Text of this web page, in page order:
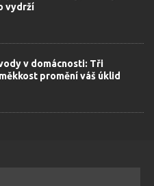
vydrží
v domácnosti: Tři
promění váš úklid